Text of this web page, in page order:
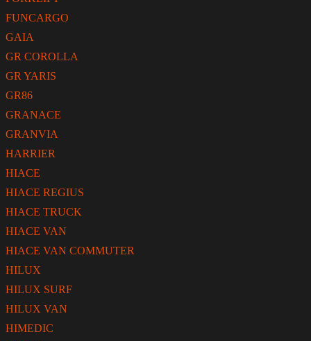
FUNCARGO
GAIA
GR COROLLA
GR YARIS
GR86
GRANACE
GRANVIA
HARRIER
HIACE
HIACE REGIUS
HIACE TRUCK
HIACE VAN
HIACE VAN COMMUTER
HILUX
HILUX SURF
HILUX VAN
HIMEDIC